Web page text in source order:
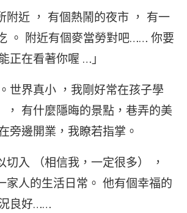
附近 ， 有個熱鬧的夜市 ， 有一
。 附近有個麥當勞對吧…… 你要
正在看著你喔 …」
世界真小 ，我剛好常在孩子學
， 有什麼隱晦的景點，巷弄的美
旁邊開業，我瞭若指掌。
切入 （相信我，一定很多） ，
家人的生活日常。 他有個幸福的
良好……